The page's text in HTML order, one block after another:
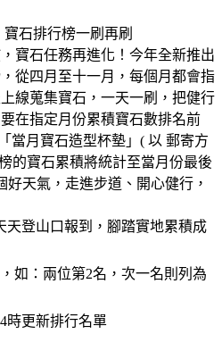
石排行榜一刷再刷
寶石任務再進化！今年全新推出
從四月至十一月，每個月都會指
線蒐集寶石，一天一刷，把健行
在指定月份累積寶石數排名前
當月寶石造型杯墊」( 以 郵寄方
的寶石累積將統計至當月份最後
好天氣，走進步道、開心健行，
登山口報到，腳踏實地累積成
如：兩位第2名，次一名則列為
時更新排行名單